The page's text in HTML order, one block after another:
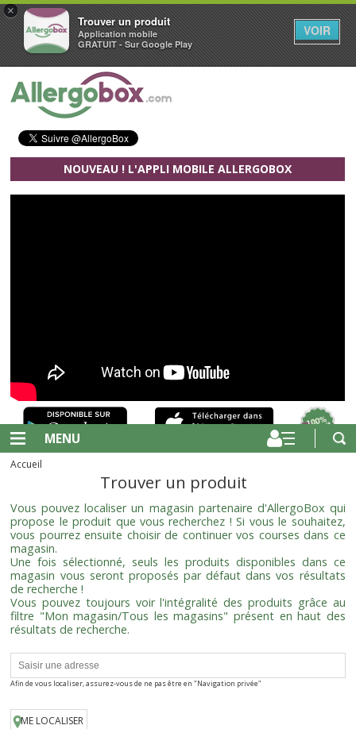
×
Trouver un produit
Application mobile
GRATUIT - Sur Google Play
VOIR
Aller au contenu principal
NOUVEAU ! L'APPLI MOBILE ALLERGOBOX
MENU
Accueil
Trouver un produit
Vous pouvez localiser un magasin partenaire d'AllergoBox qui
propose le produit que vous recherchez ! Si vous le souhaitez,
vous pourrez ensuite choisir de continuer vos courses dans ce
magasin.
Une fois sélectionné, seuls les produits disponibles dans ce
magasin vous seront proposés par défaut dans vos résultats
de recherche !
Vous pouvez toujours voir l'intégralité des produits grâce au
filtre "Mon magasin/Tous les magasins" présent en haut des
résultats de recherche.
Afin de vous localiser, assurez-vous de ne pas être en "Navigation privée"
ME LOCALISER